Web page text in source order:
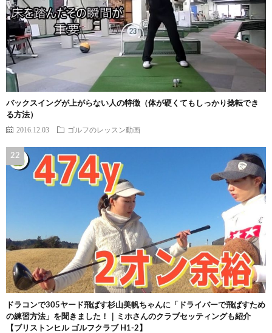
バックスイングが上がらない人の特徴（体が硬くてもしっかり捻転でき
る方法）
2016.12.03 ゴルフのレッスン動画
ドラコンで305ヤード飛ばす杉山美帆ちゃんに「ドライバーで飛ばすため
の練習方法」を聞きました！｜ミホさんのクラブセッティングも紹介
【ブリストンヒル ゴルフクラブ H1-2】